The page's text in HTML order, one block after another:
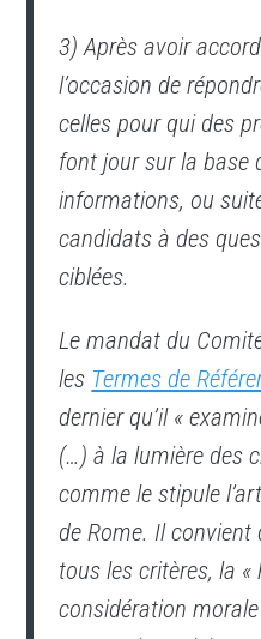
3) Après avoir
l’occasion de
celles pour qui des
font jour sur la base
informations, ou
candidats à des
ciblées.
Le mandat du
les Termes de
dernier qu’il «
(…) à la lumière des
comme le stipule
de Rome. Il
tous les critères, la «
considération